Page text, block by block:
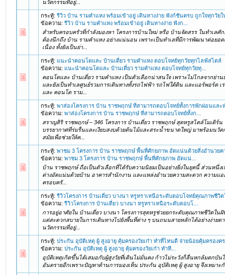
นวัตกรรมที่อยู่...
กระทู้:รีวิว บ้าน รามคำแหง พร้อมเข้าอยู่ เดินทางง่าย ฟังก์ชันครบ ถูกใจทุกวัย
ข้อความ:รีวิว บ้าน รามคำแหง พร้อมเข้าอยู่ เดินทางง่าย ฟังก...
สำหรับครอบครัวที่กำลังมองหา โครงการบ้านใหม่ หรือ บ้านจัดสรร ในทำเลศั
ต้องนึกถึง บ้าน รามคำแหง อย่างแน่นอน เพราะเป็นทำเลที่มีการพัฒนาต่อยอ
เนื่อง ทั้งยังเป็นย่า...
กระทู้: แนะนำคอนโดและ บ้านเดี่ยว รามคำแหง ตอบโจทย์ทุกวัยทุกไลฟ์สไตล์
ข้อความ: แนะนำคอนโดและ บ้านเดี่ยว รามคำแหง ตอบโจทย์ทุกวัยทุ...
คอนโดและ บ้านเดี่ยว รามคำแหง เป็นตัวเลือกน่าสนใจ เพราะไม่ไกลจากย่าน
และยังเป็นทำเลศูนย์รวมการเดินทางทั้งรถไฟฟ้า รถไฟใต้ดิน และแอร์พอร์ต เ
และ คอนโด ราม...
กระทู้:พาส่องโครงการ บ้าน ราชพฤกษ์ ที่สามารถตอบโจทย์ทั้งการพักผ่อนและ
ข้อความ:พาส่องโครงการ บ้าน ราชพฤกษ์ ที่สามารถตอบโจทย์ทั้งก...
สราญสิริ ราชพฤกษ์ – 346 โครงการ บ้านเดี่ยว ราชพฤกษ์ สุดหรูสไตล์โมเดิร์น
บรรยากาศที่ร่มรื่นและเงียบสงบด้วยต้นไม้และสระน้ำขนาดใหญ่ มาพร้อมนวั
สมัยเพื่อช่วยให้ค...
กระทู้:พาชม 3 โครงการ บ้าน ราชพฤกษ์ พื้นที่ศักยภาพ อัดแน่นด้วยสิ่งอำนวยค
ข้อความ:พาชม 3 โครงการ บ้าน ราชพฤกษ์ พื้นที่ศักยภาพ อัดแน่...
บ้าน ราชพฤกษ์ ถือเป็นตัวเลือกที่ได้รับความนิยมเป็นอย่างยิ่งในยุคนี้ ส่วนหนึ่งเ
ต่างอัดแน่นด้วยบ้าน อาคารสำนักงาน และแหล่งอำนวยความสะดวก ความแ
ครอบครั...
กระทู้:รีวิวโครงการ บ้านเดี่ยว บางนา หรูหราเหนือระดับตอบโจทย์คุณภาพชีวิ
ข้อความ:รีวิวโครงการ บ้านเดี่ยว บางนา หรูหราเหนือระดับตอบโ...
การอยู่อาศัยใน บ้านเดี่ยว บางนา โครงการสุดหรูช่วยยกระดับคุณภาพชีวิตใน
แต่สะดวกสบายในการเดินทางไปยังพื้นที่ต่าง ๆ บนถนนสายหลักได้อย่างง่ายด
นวัตกรรมที่อยู่...
กระทู้:ประกัน อุบัติเหตุ ผู้ สูงอายุ คุ้มครองวัยเก๋า ทำที่ไหนดี จ่ายน้อยคุ้มครองค
ข้อความ:ประกัน อุบัติเหตุ ผู้ สูงอายุ คุ้มครองวัยเก๋า ทำที...
อุบัติเหตุเกิดขึ้นได้เสมอกับผู้สูงวัยที่เดินไม่มั่นคง ก้าวไม่ระวังก็ลื่นหกล้มตกบัน
อันตรายอีกเพราะปัญหาด้านการมองเห็น ประกัน อุบัติเหตุ ผู้ สูงอายุ จึงเหมาะ